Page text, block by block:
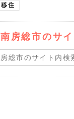
移住
南房総市のサ